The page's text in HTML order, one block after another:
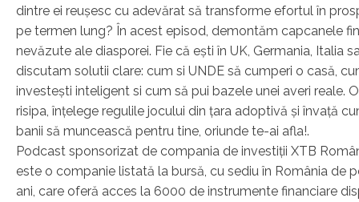
dintre ei reușesc cu adevărat să transforme efortul în
pe termen lung? În acest episod, demontăm capcanele
nevăzute ale diasporei. Fie că ești în UK, Germania, Italia
discutam solutii clare: cum si UNDE să cumperi o casă,
investești inteligent si cum să pui bazele unei averi reale.
risipa, înțelege regulile jocului din țara adoptivă și învață
banii să muncească pentru tine, oriunde te-ai afla!.
Podcast sponsorizat de compania de investiții XTB
este o companie listată la bursă, cu sediu în România de
ani, care oferă acces la 6000 de instrumente financiare